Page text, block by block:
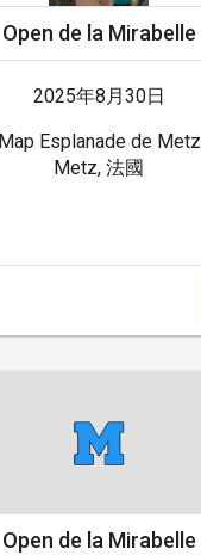
Open de la Mirabelle
2025年8月30日
Map Esplanade de Metz
Metz, 法國
Open de la Mirabelle